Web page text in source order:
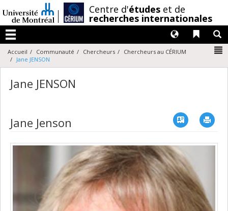
au
contenu
Centre d'études et de
recherches internationales
Menu
Liens
Langues
Accueil Communauté Chercheurs
Chercheurs au CÉRIUM
Jane JENSON
Jane JENSON
Jane Jenson Vcard